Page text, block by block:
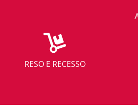
RESO E RECESSO